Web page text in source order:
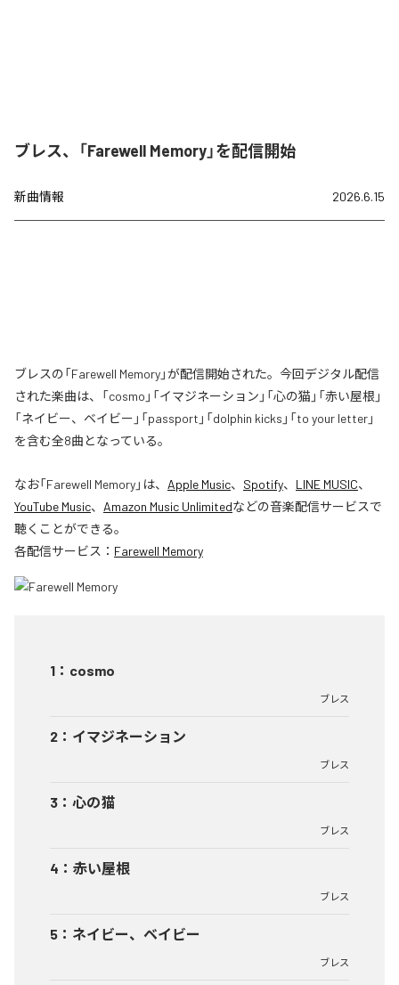
ブレス、「Farewell Memory」を配信開始
新曲情報 2026.6.15
ブレスの「Farewell Memory」が配信開始された。今回デジタル配信
された楽曲は、「cosmo」「イマジネーション」「心の猫」「赤い屋根」
「ネイビー、ベイビー」「passport」「dolphin kicks」「to your letter」
を含む全8曲となっている。
なお「Farewell Memory」は、 Apple Music、 Spotify、 LINE MUSIC、
YouTube Music、 Amazon Music Unlimitedなどの音楽配信サービスで
聴くことができる。
各配信サービス： Farewell Memory
1 ： cosmo
ブレス
2 ： イマジネーション
ブレス
3 ： 心の猫
ブレス
4 ： 赤い屋根
ブレス
5 ： ネイビー、ベイビー
ブレス